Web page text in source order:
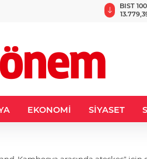
BIST 100
EKONOMİ SİYASET